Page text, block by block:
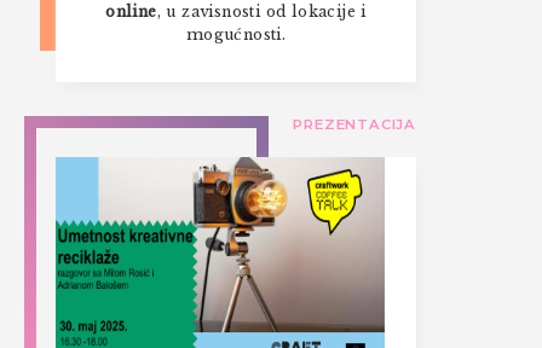
online, u zavisnosti od lokacije i
mogućnosti.
PREZENTACIJA